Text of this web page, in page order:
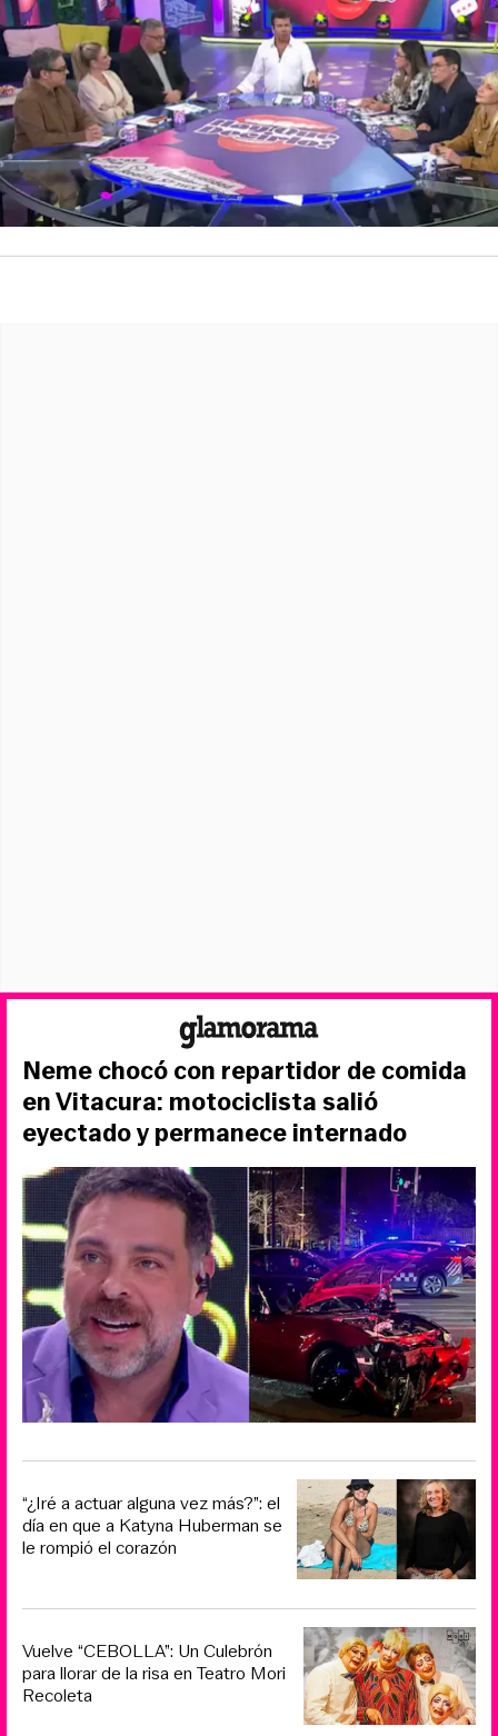
Neme chocó con repartidor de comida
en Vitacura: motociclista salió
eyectado y permanece internado
“¿Iré a actuar alguna vez más?”: el
día en que a Katyna Huberman se
le rompió el corazón
Vuelve “CEBOLLA”: Un Culebrón
para llorar de la risa en Teatro Mori
Recoleta